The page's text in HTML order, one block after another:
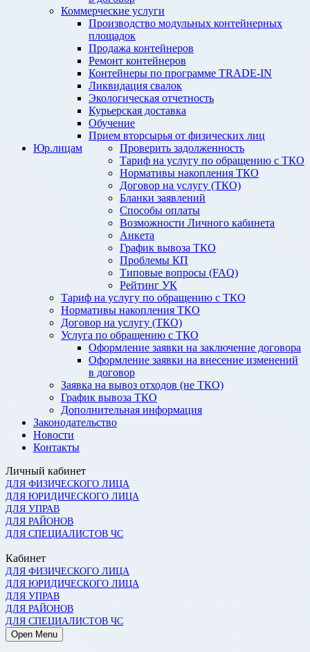
Коммерческие услуги
Производство модульных контейнерных
площадок
Продажа контейнеров
Ремонт контейнеров
Контейнеры по программе TRADE-IN
Ликвидация свалок
Экологическая отчетность
Курьерская доставка
Обучение
Прием вторсырья от физических лиц
Проверить задолженность
Тариф на услугу по обращению с ТКО
Нормативы накопления ТКО
Договор на услугу (ТКО)
Бланки заявлений
Способы оплаты
Возможности Личного кабинета
Анкета
График вывоза ТКО
Проблемы КП
Типовые вопросы (FAQ)
Рейтинг УК
Юр.лицам
Тариф на услугу по обращению с ТКО
Нормативы накопления ТКО
Договор на услугу (ТКО)
Услуга по обращению с ТКО
Оформление заявки на заключение договора
Оформление заявки на внесение изменений
в договор
Заявка на вывоз отходов (не ТКО)
График вывоза ТКО
Дополнительная информация
Законодательство
Новости
Контакты
Личный кабинет
ДЛЯ ФИЗИЧЕСКОГО ЛИЦА
ДЛЯ ЮРИДИЧЕСКОГО ЛИЦА
ДЛЯ УПРАВ
ДЛЯ РАЙОНОВ
ДЛЯ СПЕЦИАЛИСТОВ ЧС
Кабинет
ДЛЯ ФИЗИЧЕСКОГО ЛИЦА
ДЛЯ ЮРИДИЧЕСКОГО ЛИЦА
ДЛЯ УПРАВ
ДЛЯ РАЙОНОВ
ДЛЯ СПЕЦИАЛИСТОВ ЧС
Open Menu